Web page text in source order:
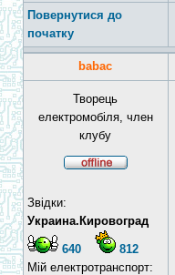
Повернутися до
початку
babac
Творець
електромобіля, член
клубу
Звідки:
Украина.Кировоград
640
812
Мій електротранспорт: